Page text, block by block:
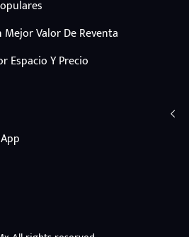
Valor De Reventa
Espacio Y Precio